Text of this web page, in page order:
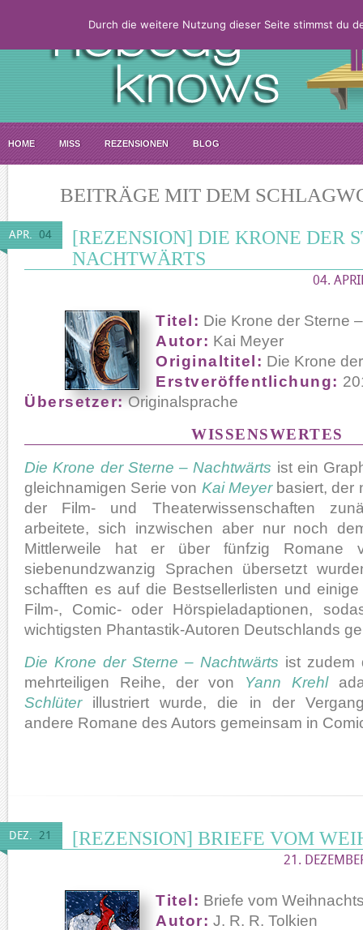
HOME MISS REZENSIONEN BLOG
BEITRÄGE MIT DEM
APR. 04
[REZENSION] DIE KRONE DER
NACHTWÄRTS
04.
Titel: Die Krone der Sterne
Autor: Kai Meyer
Originaltitel: Die Krone
Erstveröffentlichung:
Übersetzer:Originalsprache
WISSENSWERTES
Die Krone der Sterne – Nachtwärts ist ein
gleichnamigen Serie von Kai Meyerbasiert, der
der Film- und Theaterwissenschaften
arbeitete, sich inzwischen aber nur noch
Mittlerweile hat er über fünfzig Romane
siebenundzwanzig Sprachen übersetzt
schafften es auf die Bestsellerlisten und
Film-, Comic- oder Hörspieladaptionen,
wichtigsten Phantastik-Autoren Deutschlands
Die Krone der Sterne – Nachtwärts ist zudem
mehrteiligen Reihe, der von Yann Krehl
Schlüterillustriert wurde, die in der
andere Romane des Autors gemeinsam in
DEZ. 21 [REZENSION] BRIEFE VOM
21.
Titel: Briefe vom
Autor: J. R. R. Tolkien
Durch die weitere Nutzung dieser Seite stimmst du